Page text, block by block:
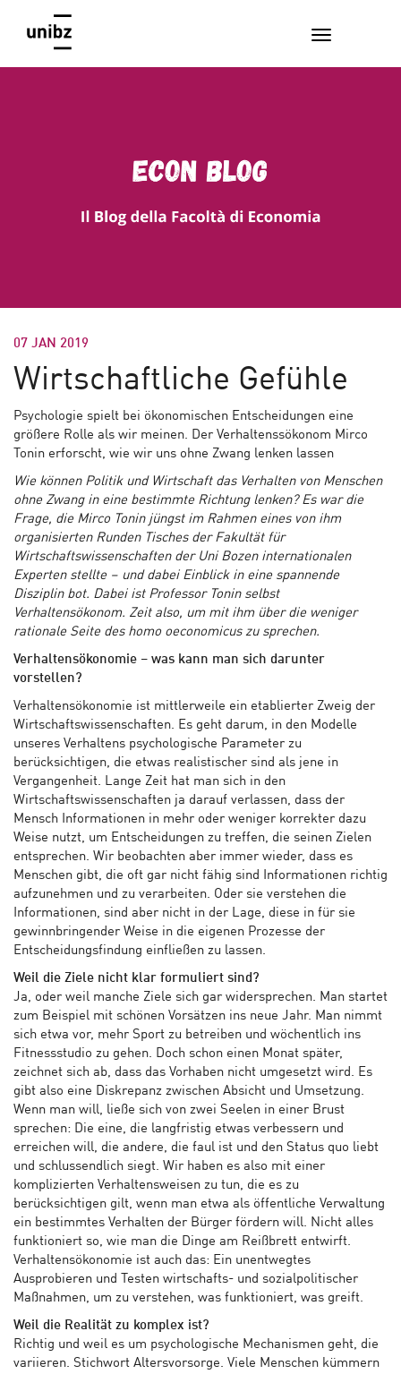
07 JAN 2019
Wirtschaftliche Gefühle
Psychologie spielt bei ökonomischen Entscheidungen eine
größere Rolle als wir meinen. Der Verhaltenssökonom Mirco
Tonin erforscht, wie wir uns ohne Zwang lenken lassen
Wie können Politik und Wirtschaft das Verhalten von Menschen
ohne Zwang in eine bestimmte Richtung lenken? Es war die
Frage, die Mirco Tonin jüngst im Rahmen eines von ihm
organisierten Runden Tisches der Fakultät für
Wirtschaftswissenschaften der Uni Bozen internationalen
Experten stellte – und dabei Einblick in eine spannende
Disziplin bot. Dabei ist Professor Tonin selbst
Verhaltensökonom. Zeit also, um mit ihm über die weniger
rationale Seite des homo oeconomicus zu sprechen.
Verhaltensökonomie – was kann man sich darunter
vorstellen?
Verhaltensökonomie ist mittlerweile ein etablierter Zweig der
Wirtschaftswissenschaften. Es geht darum, in den Modelle
unseres Verhaltens psychologische Parameter zu
berücksichtigen, die etwas realistischer sind als jene in
Vergangenheit. Lange Zeit hat man sich in den
Wirtschaftswissenschaften ja darauf verlassen, dass der
Mensch Informationen in mehr oder weniger korrekter dazu
Weise nutzt, um Entscheidungen zu treffen, die seinen Zielen
entsprechen. Wir beobachten aber immer wieder, dass es
Menschen gibt, die oft gar nicht fähig sind Informationen richtig
aufzunehmen und zu verarbeiten. Oder sie verstehen die
Informationen, sind aber nicht in der Lage, diese in für sie
gewinnbringender Weise in die eigenen Prozesse der
Entscheidungsfindung einfließen zu lassen.
Weil die Ziele nicht klar formuliert sind?
Ja, oder weil manche Ziele sich gar widersprechen. Man startet
zum Beispiel mit schönen Vorsätzen ins neue Jahr. Man nimmt
sich etwa vor, mehr Sport zu betreiben und wöchentlich ins
Fitnessstudio zu gehen. Doch schon einen Monat später,
zeichnet sich ab, dass das Vorhaben nicht umgesetzt wird. Es
gibt also eine Diskrepanz zwischen Absicht und Umsetzung.
Wenn man will, ließe sich von zwei Seelen in einer Brust
sprechen: Die eine, die langfristig etwas verbessern und
erreichen will, die andere, die faul ist und den Status quo liebt
und schlussendlich siegt. Wir haben es also mit einer
komplizierten Verhaltensweisen zu tun, die es zu
berücksichtigen gilt, wenn man etwa als öffentliche Verwaltung
ein bestimmtes Verhalten der Bürger fördern will. Nicht alles
funktioniert so, wie man die Dinge am Reißbrett entwirft.
Verhaltensökonomie ist auch das: Ein unentwegtes
Ausprobieren und Testen wirtschafts- und sozialpolitischer
Maßnahmen, um zu verstehen, was funktioniert, was greift.
Weil die Realität zu komplex ist?
Richtig und weil es um psychologische Mechanismen geht, die
variieren. Stichwort Altersvorsorge. Viele Menschen kümmern